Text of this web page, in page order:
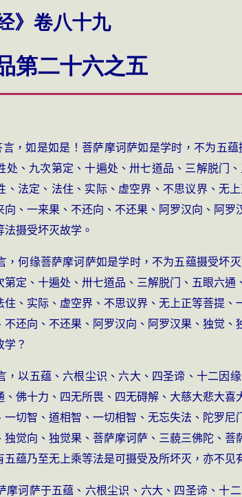
》卷八十九
第二十六之五
言，如是如是！菩萨摩诃萨如是学时，不为五
处、九次第定、十遍处、卅七道品、三解脱门
、法定、法住、实际、虚空界、不思议界、无
、一来果、不还向、不还果、阿罗汉向、阿
摄受坏灭故学。
，何缘菩萨摩诃萨如是学时，不为五蕴摄受坏
定、十遍处、卅七道品、三解脱门、五眼六
、实际、虚空界、不思议界、无上正等菩提
还向、不还果、阿罗汉向、阿罗汉果、独觉
学？
，以五蕴、六根尘识、六大、四圣谛、十二因
佛十力、四无所畏、四无碍解、大慈大悲大
一切智、道相智、一切相智、无忘失法、陀罗
独觉向、独觉果、菩萨摩诃萨、三藐三佛陀、
蕴乃至无上乘等法是可摄受及所坏灭，亦不见
摩诃萨于五蕴、六根尘识、六大、四圣谛、十